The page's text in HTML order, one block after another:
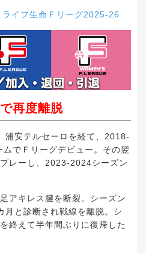
ライフ生命Ｆリーグ2025-26
再度離脱
浦安テルセーロを経て、2018-
でＦリーグデビュー。その翌
レーし、2023-2024シーズン
アキレス腱を断裂。シーズン
月と診断され戦線を離脱。シ
終えて半年間ぶりに復帰した